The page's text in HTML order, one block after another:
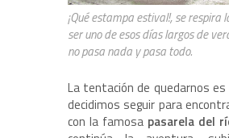
¡Qué estampa estival!, se respira
ser uno de esos días largos de
no pasa nada y pasa todo.
La tentación de quedarnos es
decidimos seguir para
con la famosa pasarela del